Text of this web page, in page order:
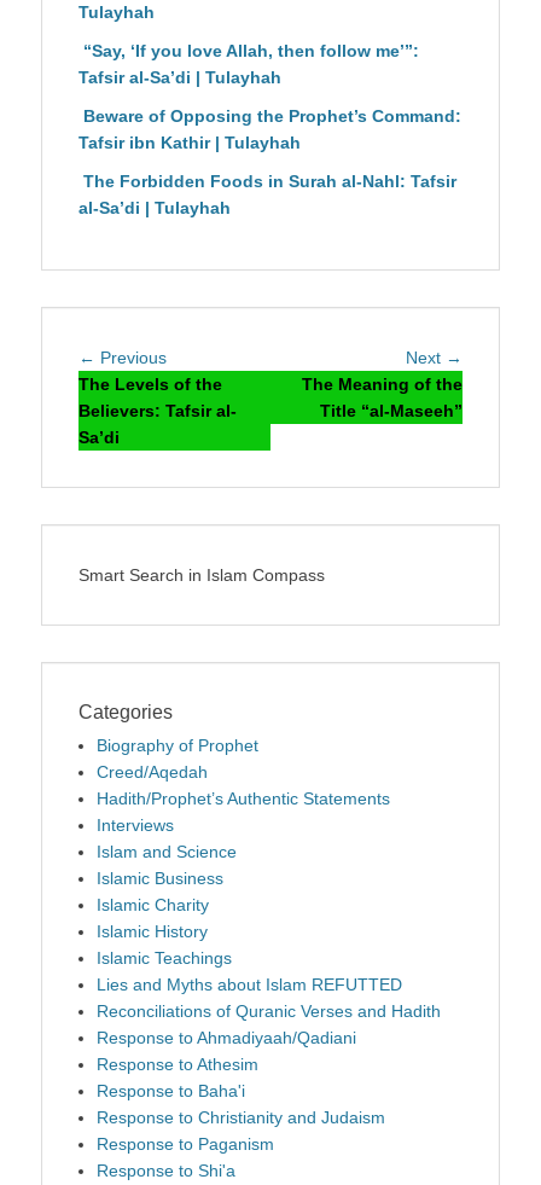
Tulayhah
“Say, ‘If you love Allah, then follow me’”:
Tafsir al-Sa’di | Tulayhah
Beware of Opposing the Prophet’s Command:
Tafsir ibn Kathir | Tulayhah
The Forbidden Foods in Surah al-Nahl: Tafsir
al-Sa’di | Tulayhah
Post
navigation
← PreviousPrevious
post:
The Levels of the
Believers: Tafsir al-
Sa’di
Next →
post:
The Meaning of the
Title “al-Maseeh”
Smart Search in Islam Compass
Categories
Biography of Prophet
Creed/Aqedah
Hadith/Prophet’s Authentic Statements
Interviews
Islam and Science
Islamic Business
Islamic Charity
Islamic History
Islamic Teachings
Lies and Myths about Islam REFUTTED
Reconciliations of Quranic Verses and Hadith
Response to Ahmadiyaah/Qadiani
Response to Athesim
Response to Baha'i
Response to Christianity and Judaism
Response to Paganism
Response to Shi'a